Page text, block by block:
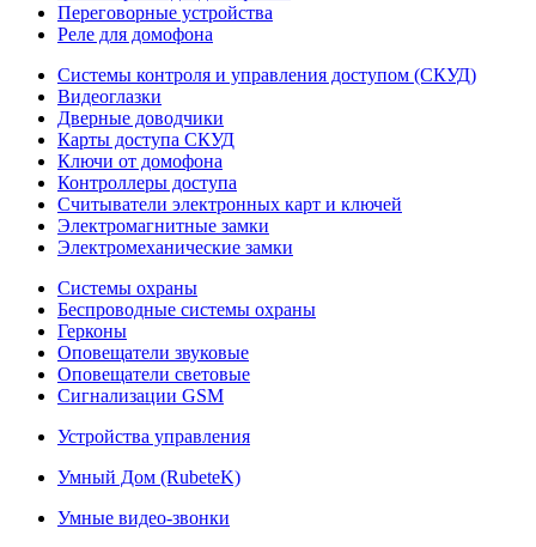
Переговорные устройства
Реле для домофона
Системы контроля и управления доступом (СКУД)
Видеоглазки
Дверные доводчики
Карты доступа СКУД
Ключи от домофона
Контроллеры доступа
Считыватели электронных карт и ключей
Электромагнитные замки
Электромеханические замки
Системы охраны
Беспроводные системы охраны
Герконы
Оповещатели звуковые
Оповещатели световые
Сигнализации GSM
Устройства управления
Умный Дом (RubeteK)
Умные видео-звонки